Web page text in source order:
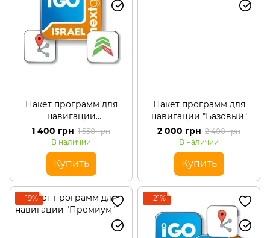
Пакет программ для
навигации
"Минимальний"
1 400 грн 1 550 грн
В наличии
Купить
Пакет программ для
навигации "Базовый"
2 000 грн 2 400 грн
В наличии
Купить
−19% −21%